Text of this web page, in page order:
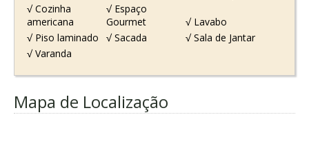
√ Cozinha
americana
√ Espaço
Gourmet
√ Lavabo
√ Piso laminado
√ Sacada
√ Sala de Jantar
√ Varanda
Mapa de Localização